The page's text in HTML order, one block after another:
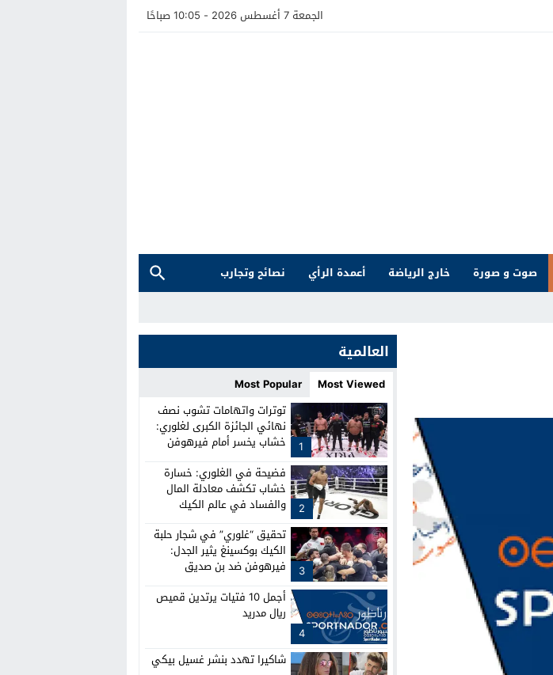
الجمعة 7 أغسطس 2026 - 10:05 صباحًا
صوت و صورة خارج الرياضة أعمدة الرأي
نصائح وتجارب
العالمية
Most Viewed
Most Popular
1
توترات واتهامات تشوب نصف
نهائي الجائزة الكبرى لغلوري:
خشاب يخسر أمام فيرهوفن
2
فضيحة في الغلوري: خسارة
خشاب تكشف معادلة المال
والفساد في عالم الكيك
3
تحقيق “غلوري” في شجار حلبة
الكيك بوكسينغ يثير الجدل:
فيرهوفن ضد بن صديق
4
أجمل 10 فتيات يرتدين قميص
ريال مدريد
شاكيرا تهدد بنشر غسيل بيكي